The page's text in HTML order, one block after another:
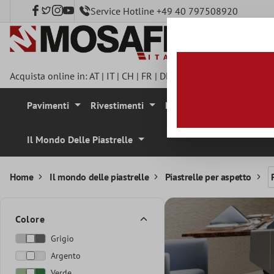
principale Service Hotline +49 40 797508920
Acquista online in:AT| IT| CH | FR | DE
Pavimenti Rivestimenti Mosaici
Il Mondo Delle Piastrelle
Home Il mondo delle piastrelle Piastrelle per aspetto
Colore
Grigio
Argento